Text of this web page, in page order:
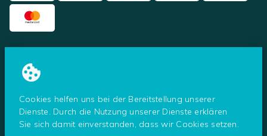
Cookies helfen uns bei der Bereitstellung unserer
Dienste. Durch die Nutzung unserer Dienste erklären
Sie sich damit einverstanden, dass wir Cookies setzen.